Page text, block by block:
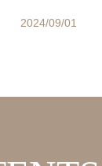
2024/09/01